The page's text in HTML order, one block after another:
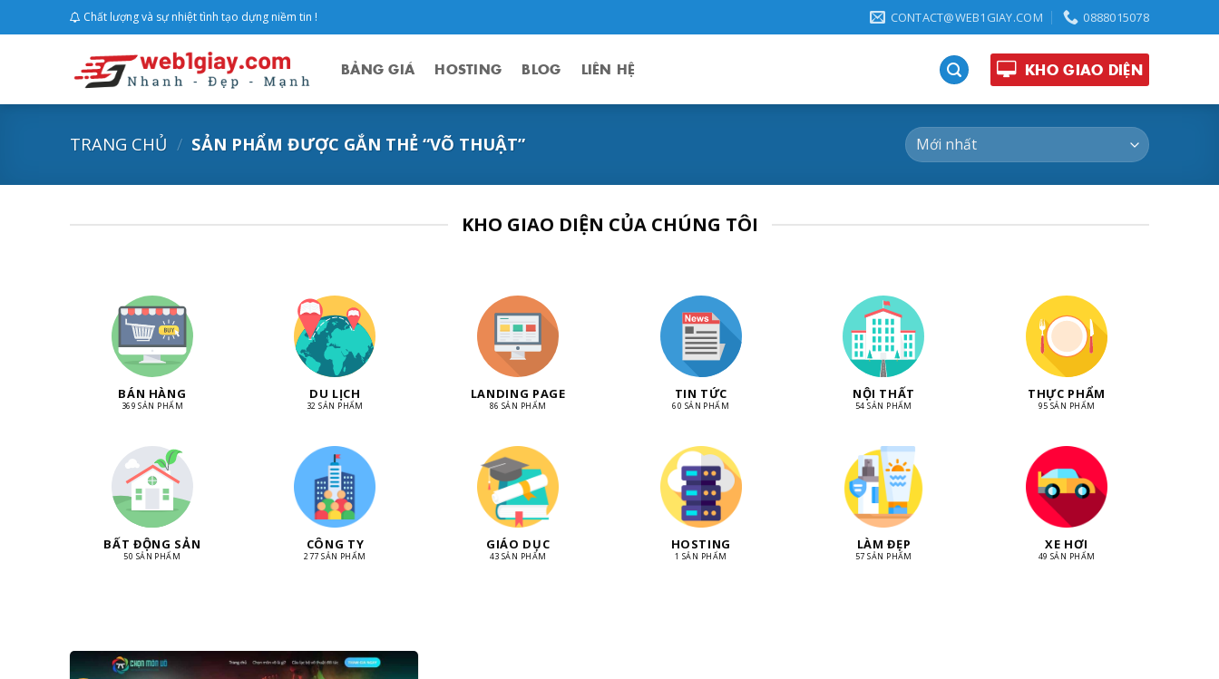
to
Chất lượng và sự nhiệt tình tạo dựng niềm tin ! CONTACT@WEB1GIAY.COM 0888015078
BẢNG GIÁ HOSTING BLOG LIÊN HỆ KHO GIAO DIỆN
TRANG CHỦ / SẢN PHẨM ĐƯỢC GẮN THẺ “VÕ THUẬT”
KHO GIAO DIỆN CỦA CHÚNG TÔI
BÁN HÀNG
369 SẢN PHẨM
DU LỊCH
32 SẢN PHẨM
LANDING PAGE
86 SẢN PHẨM
TIN TỨC
60 SẢN PHẨM
NỘI THẤT
54 SẢN PHẨM
THỰC PHẨM
95 SẢN PHẨM
BẤT ĐỘNG SẢN
50 SẢN PHẨM
CÔNG TY
277 SẢN PHẨM
GIÁO DỤC
43 SẢN PHẨM
HOSTING
1 SẢN PHẨM
LÀM ĐẸP
57 SẢN PHẨM
XE HƠI
49 SẢN PHẨM